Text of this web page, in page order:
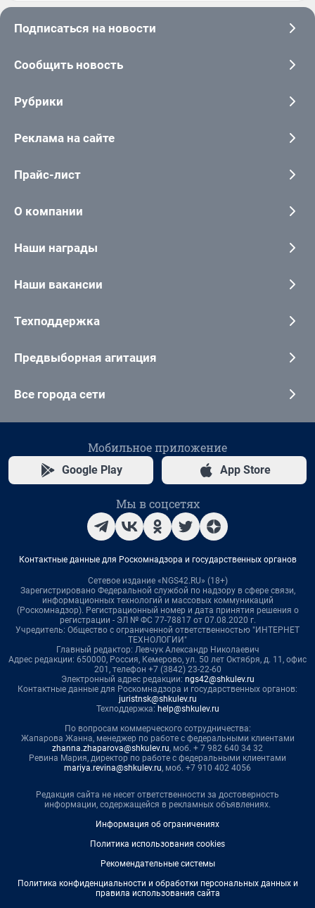
Подписаться на новости
Сообщить новость
Рубрики
Реклама на сайте
Прайс-лист
О компании
Наши награды
Наши вакансии
Техподдержка
Предвыборная агитация
Все города сети
Мобильное приложение
Google Play App Store
Мы в соцсетях
Контактные данные для Роскомнадзора и государственных органов
Сетевое издание «NGS42.RU» (18+)
Зарегистрировано Федеральной службой по надзору в сфере связи,
информационных технологий и массовых коммуникаций
(Роскомнадзор). Регистрационный номер и дата принятия решения о
регистрации - ЭЛ № ФС 77-78817 от 07.08.2020 г.
Учредитель: Общество с ограниченной ответственностью "ИНТЕРНЕТ
ТЕХНОЛОГИИ"
Главный редактор: Левчук Александр Николаевич
Адрес редакции: 650000, Россия, Кемерово, ул. 50 лет Октября, д. 11, офис
201, телефон +7 (3842) 23-22-60
Электронный адрес редакции: ngs42@shkulev.ru
Контактные данные для Роскомнадзора и государственных органов:
juristnsk@shkulev.ru
Техподдержка: help@shkulev.ru
По вопросам коммерческого сотрудничества:
Жапарова Жанна, менеджер по работе с федеральными клиентами
zhanna.zhaparova@shkulev.ru, моб. + 7 982 640 34 32
Ревина Мария, директор по работе с федеральными клиентами
mariya.revina@shkulev.ru, моб. +7 910 402 4056
Редакция сайта не несет ответственности за достоверность
информации, содержащейся в рекламных объявлениях.
Информация об ограничениях
Политика использования cookies
Рекомендательные системы
Политика конфиденциальности и обработки персональных данных и
правила использования сайта